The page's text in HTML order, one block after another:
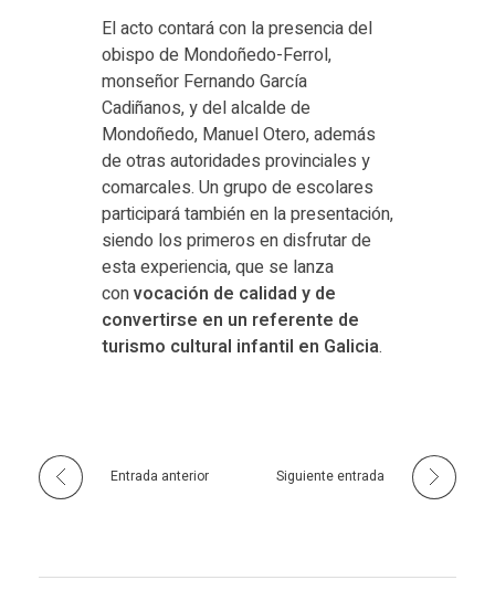
El acto contará con la presencia del
obispo de Mondoñedo-Ferrol,
monseñor Fernando García
Cadiñanos, y del alcalde de
Mondoñedo, Manuel Otero, además
de otras autoridades provinciales y
comarcales. Un grupo de escolares
participará también en la presentación,
siendo los primeros en disfrutar de
esta experiencia, que se lanza
convocación de calidad y de
convertirse en un referente de
turismo cultural infantil en Galicia.
Entrada anterior Siguiente entrada